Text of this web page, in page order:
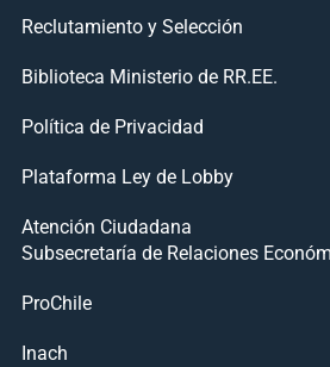
Reclutamiento y Selección
Biblioteca Ministerio de RR.EE.
Política de Privacidad
Plataforma Ley de Lobby
Atención Ciudadana
Subsecretaría de Relaciones
ProChile
Inach